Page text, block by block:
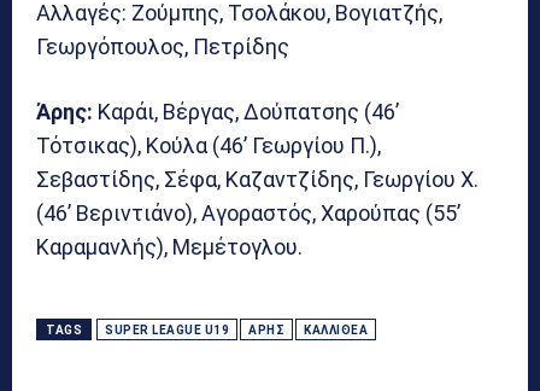
Αλλαγές: Ζούμπης, Τσολάκου, Βογιατζής,
Γεωργόπουλος, Πετρίδης
Άρης: Καράι, Βέργας, Δούπατσης (46’
Τότσικας), Κούλα (46’ Γεωργίου Π.),
Σεβαστίδης, Σέφα, Καζαντζίδης, Γεωργίου Χ.
(46’ Βεριντιάνο), Αγοραστός, Χαρούπας (55’
Καραμανλής), Μεμέτογλου.
TAGS SUPER LEAGUE U19 ΆΡΗΣ ΚΑΛΛΙΘΈΑ